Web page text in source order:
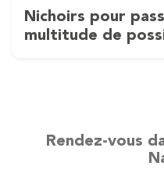
Nichoirs pour
multitude de
Rendez-vous